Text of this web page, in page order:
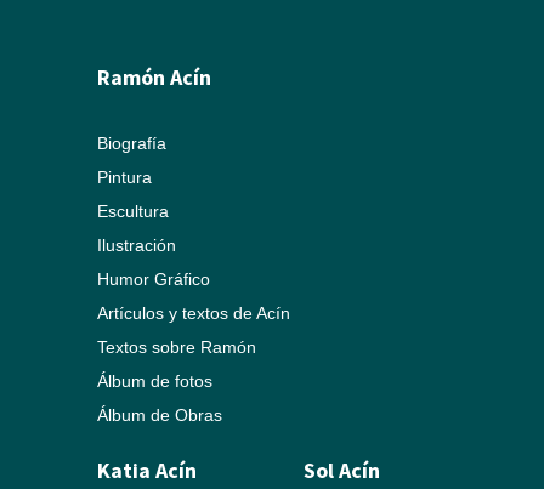
Ramón Acín
Biografía
Pintura
Escultura
Ilustración
Humor Gráfico
Artículos y textos de Acín
Textos sobre Ramón
Álbum de fotos
Álbum de Obras
Katia Acín Sol Acín